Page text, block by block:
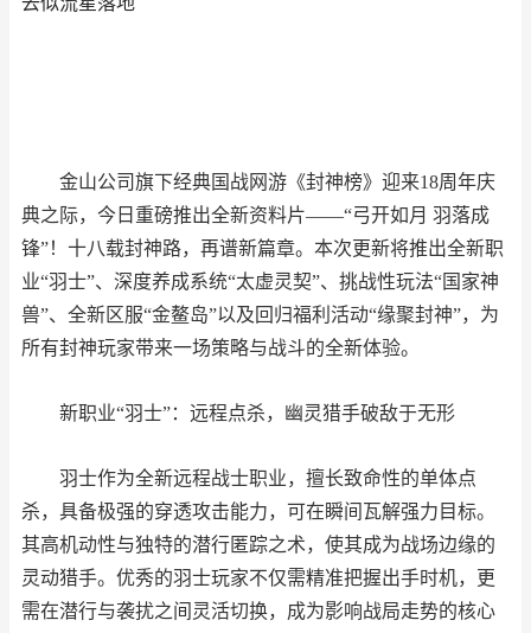
金山公司旗下经典国战网游《封神榜》迎来18周年庆
典之际，今日重磅推出全新资料片——“弓开如月 羽落成
锋”！十八载封神路，再谱新篇章。本次更新将推出全新职
业“羽士”、深度养成系统“太虚灵契”、挑战性玩法“国家神
兽”、全新区服“金鳌岛”以及回归福利活动“缘聚封神”，为
所有封神玩家带来一场策略与战斗的全新体验。
新职业“羽士”：远程点杀，幽灵猎手破敌于无形
羽士作为全新远程战士职业，擅长致命性的单体点
杀，具备极强的穿透攻击能力，可在瞬间瓦解强力目标。
其高机动性与独特的潜行匿踪之术，使其成为战场边缘的
灵动猎手。优秀的羽士玩家不仅需精准把握出手时机，更
需在潜行与袭扰之间灵活切换，成为影响战局走势的核心